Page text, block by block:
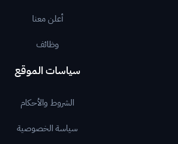
أعلن معنا
وظائف
سياسات الموقع
الشروط والأحكام
سياسة الخصوصية